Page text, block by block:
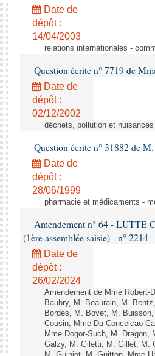
Date de
dépôt :
14/04/2003
relations internationales -
Question écrite n° 7719 de
Date de
dépôt :
02/12/2002
déchets, pollution et
Question écrite n° 31882 de
Date de
dépôt :
28/06/1999
pharmacie et médicaments -
Amendement n° 64 - LUTTE
(1ère assemblée saisie) - n° 2214
Date de
dépôt :
26/02/2024
Amendement de Mme
Baubry, M. Beaurain, M.
Bordes, M. Bovet, M.
Cousin, Mme Da Conceicao
Mme Dogor-Such, M.
Galzy, M. Giletti, M. Gillet, M.